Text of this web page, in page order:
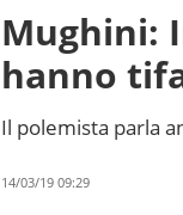
Mughini:
hanno
Il polemista parla
14/03/19 09:29